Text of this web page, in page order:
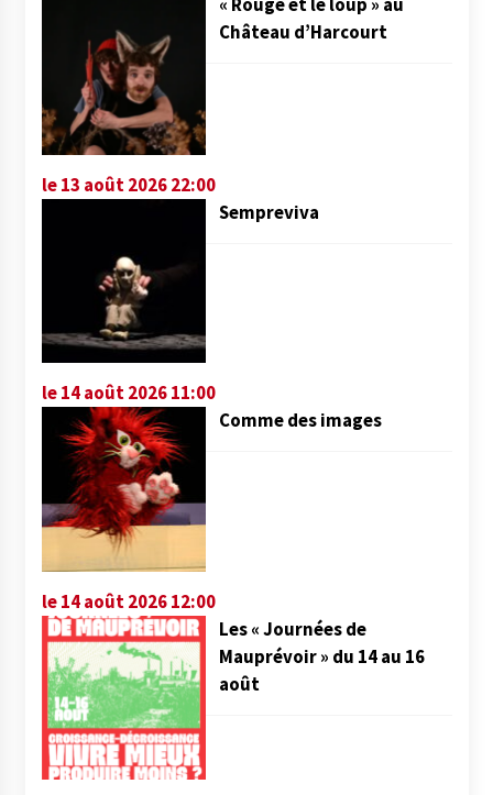
Château d’Harcourt
le 13 août 2026 22:00
Sempreviva
le 14 août 2026 11:00
Comme des images
le 14 août 2026 12:00
Les « Journées de
Mauprévoir » du 14 au 16
août